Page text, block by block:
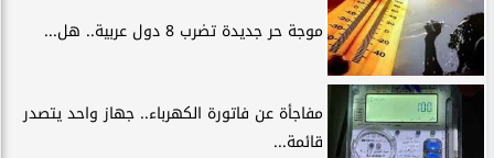
موجة حر جديدة تضرب 8 دول عربية.. هل...
مفاجأة عن فاتورة الكهرباء.. جهاز واحد يتصدر
قائمة...